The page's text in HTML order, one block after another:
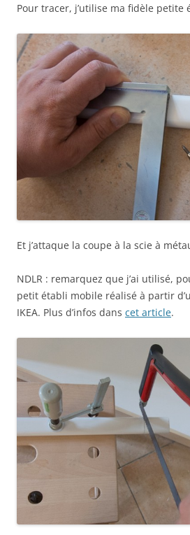
Pour tracer, j’utilise ma fidèle petite
Et j’attaque la coupe à la scie à
NDLR : remarquez que j’ai utilisé,
petit établi mobile réalisé à partir
IKEA. Plus d’infos dans cet article.